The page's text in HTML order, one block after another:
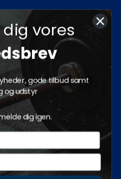
vores
gode tilbud samt
og udstyr
dig igen.